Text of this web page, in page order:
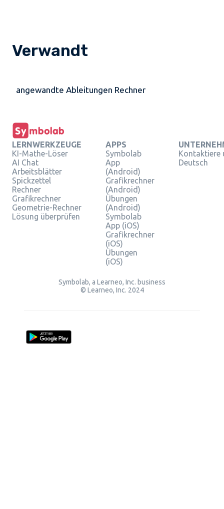
Verwandt
angewandte Ableitungen Rechner
LERNWERKZEUGE
KI-Mathe-Löser
AI Chat
Arbeitsblätter
Spickzettel
Rechner
Grafikrechner
Geometrie-Rechner
Lösung überprüfen
APPS
Symbolab
App
(Android)
Grafikrechner
(Android)
Übungen
(Android)
Symbolab
App (iOS)
Grafikrechner
(iOS)
Übungen
(iOS)
Kontaktiere
Deutsch
Symbolab, a Learneo, Inc. business
© Learneo, Inc. 2024